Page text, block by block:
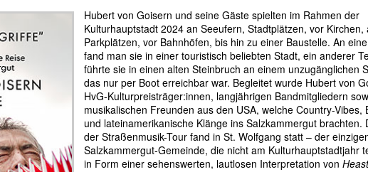
Hubert von Goisern und seine Gäste spielten im Rahmen der
Kulturhauptstadt 2024 an Seeufern, Stadtplätzen, vor Kirchen,
Parkplätzen, vor Bahnhöfen, bis hin zu einer Baustelle. An
fand man sie in einer touristisch beliebten Stadt, ein anderer
führte sie in einen alten Steinbruch an einem unzugänglichen
das nur per Boot erreichbar war. Begleitet wurde Hubert von
HvG-Kulturpreisträger:innen, langjährigen Bandmitgliedern
musikalischen Freunden aus den USA, welche Country-Vibes,
und lateinamerikanische Klänge ins Salzkammergut brachten.
der Straßenmusik-Tour fand in St. Wolfgang statt – der
Salzkammergut-Gemeinde, die nicht am Kulturhauptstadtjahr
in Form einer sehenswerten, lautlosen Interpretation von